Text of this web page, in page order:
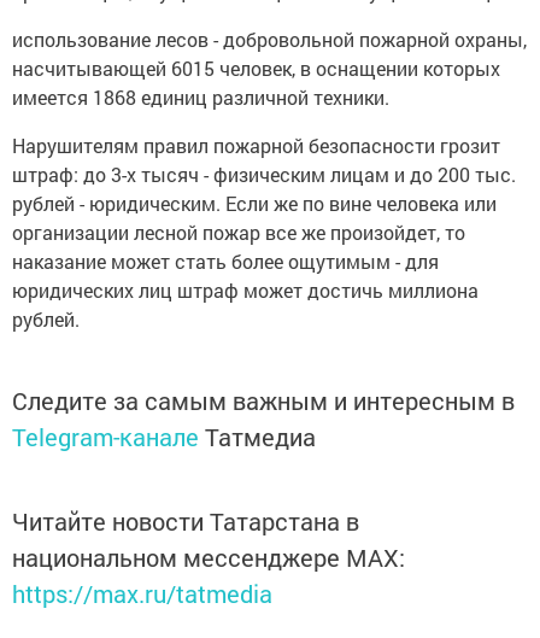
использование лесов - добровольной пожарной охраны,
насчитывающей 6015 человек, в оснащении которых
имеется 1868 единиц различной техники.
Нарушителям правил пожарной безопасности грозит
штраф: до 3-х тысяч - физическим лицам и до 200 тыс.
рублей - юридическим. Если же по вине человека или
организации лесной пожар все же произойдет, то
наказание может стать более ощутимым - для
юридических лиц штраф может достичь миллиона
рублей.
Следите за самым важным и интересным в
Telegram-канале Татмедиа
Читайте новости Татарстана в
национальном мессенджере MАХ:
https://max.ru/tatmedia